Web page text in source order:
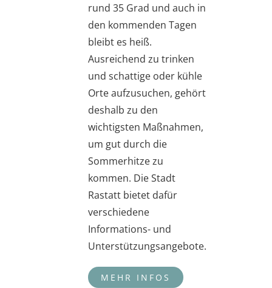
rund 35 Grad und auch in
den kommenden Tagen
bleibt es heiß.
Ausreichend zu trinken
und schattige oder kühle
Orte aufzusuchen, gehört
deshalb zu den
wichtigsten Maßnahmen,
um gut durch die
Sommerhitze zu
kommen. Die Stadt
Rastatt bietet dafür
verschiedene
Informations- und
Unterstützungsangebote.